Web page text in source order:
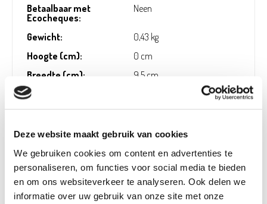
Deze website maakt gebruik van cookies
We gebruiken cookies om content en advertenties te
personaliseren, om functies voor social media te bieden
en om ons websiteverkeer te analyseren. Ook delen we
informatie over uw gebruik van onze site met onze
Betaalbaar met
Ecocheques:
Neen
Gewicht:
0,43 kg
Hoogte (cm):
0 cm
Breedte (cm):
9,5 cm
Lengte (cm):
Diameter (cm):
0 cm
Artikel nummer:
1130124
Verantwoordelijk marktdeelnemer in de EU